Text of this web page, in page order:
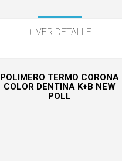
+ VER DETALLE
POLIMERO TERMO CORONA
COLOR DENTINA K+B NEW
POLL